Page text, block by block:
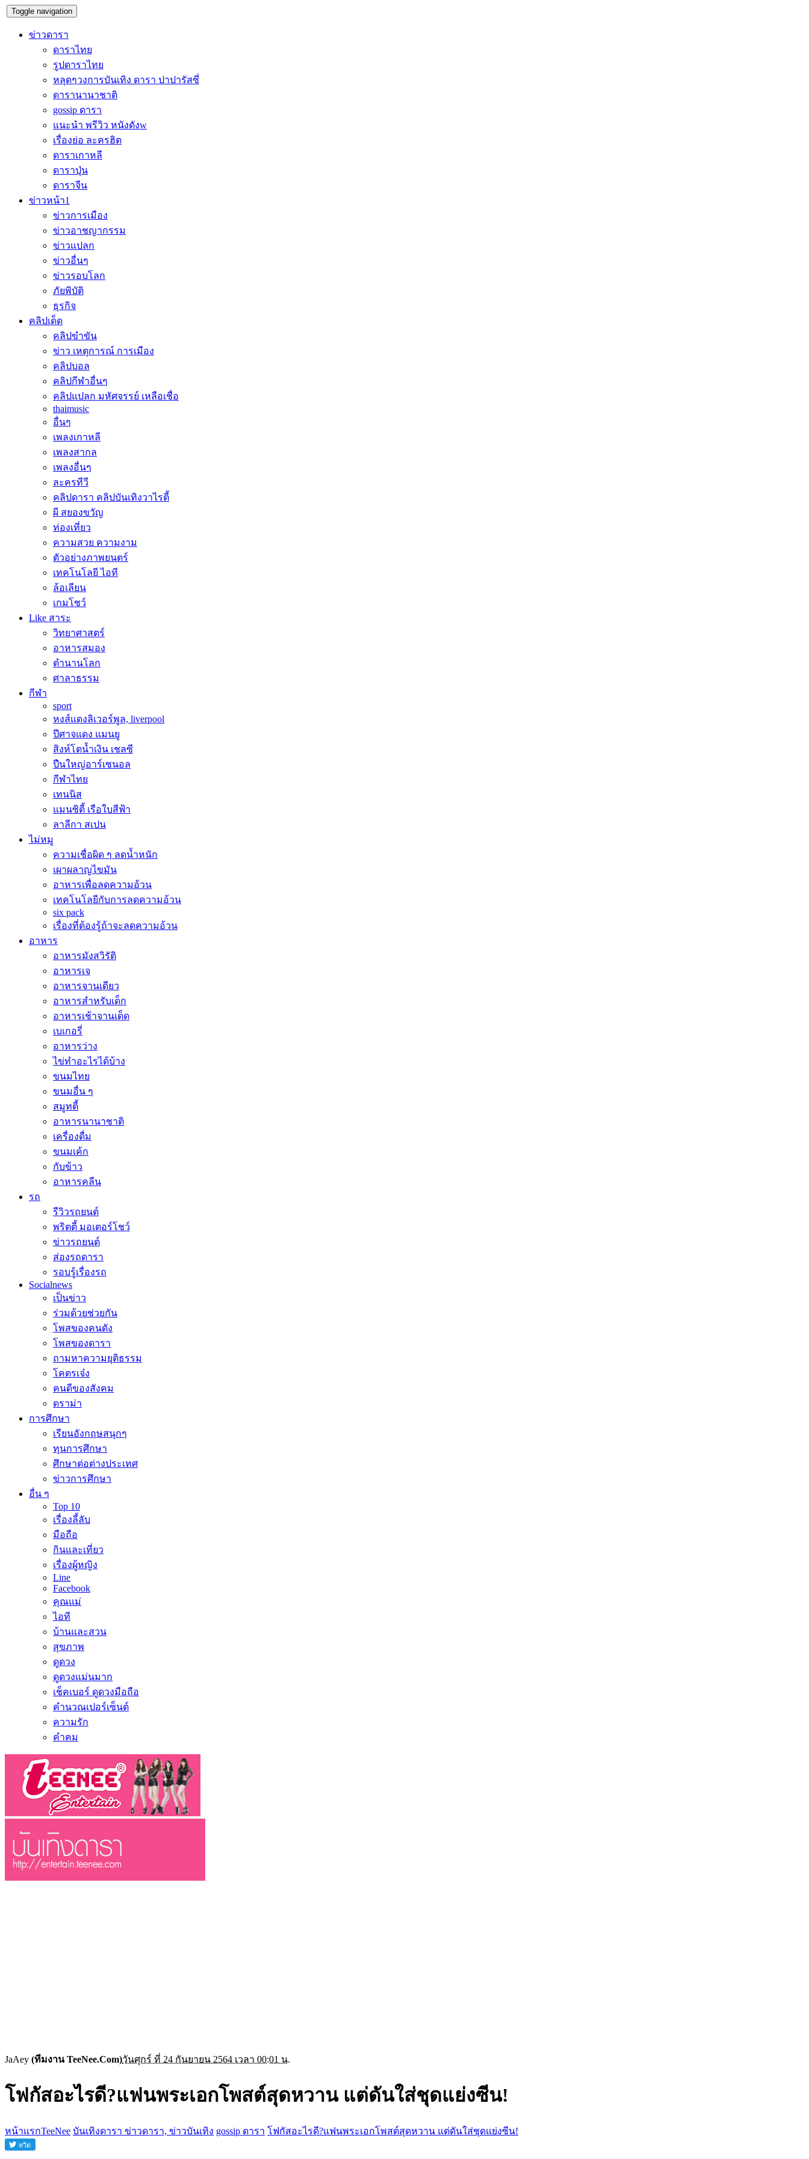
Toggle navigation
ข่าวดารา
ดาราไทย
รูปดาราไทย
หลุดๆวงการบันเทิง ดารา ปาปารัสซี่
ดารานานาชาติ
gossip ดารา
แนะนำ พรีวิว หนังดังw
เรื่องย่อ ละครฮิต
ดาราเกาหลี
ดาราปุ่น
ดาราจีน
ข่าวหน้า1
ข่าวการเมือง
ข่าวอาชญากรรม
ข่าวแปลก
ข่าวอื่นๆ
ข่าวรอบโลก
ภัยพิบัติ
ธุรกิจ
คลิปเด็ด
คลิปขำขัน
ข่าว เหตุการณ์ การเมือง
คลิปบอล
คลิปกีฬาอื่นๆ
คลิปแปลก มหัศจรรย์ เหลือเชื่อ
thaimusic
อื่นๆ
เพลงเกาหลี
เพลงสากล
เพลงอื่นๆ
ละครทีวี
คลิปดารา คลิปบันเทิงวาไรตี้
ผี สยองขวัญ
ท่องเที่ยว
ความสวย ความงาม
ตัวอย่างภาพยนตร์
เทคโนโลยี ไอที
ล้อเลียน
เกมโชว์
Like สาระ
วิทยาศาสตร์
อาหารสมอง
ตำนานโลก
ศาลาธรรม
กีฬา
sport
หงส์แดงลิเวอร์พูล, liverpool
ปีศาจแดง แมนยู
สิงห์โตน้ำเงิน เชลซี
ปืนใหญ่อาร์เซนอล
กีฬาไทย
เทนนิส
แมนซิตี้ เรือใบสีฟ้า
ลาลีกา สเปน
ไม่หมู
ความเชื่อผิด ๆ ลดน้ำหนัก
เผาผลาญไขมัน
อาหารเพื่อลดความอ้วน
เทคโนโลยีกับการลดความอ้วน
six pack
เรื่องที่ต้องรู้ถ้าจะลดความอ้วน
อาหาร
อาหารมังสวิรัติ
อาหารเจ
อาหารจานเดียว
อาหารสำหรับเด็ก
อาหารเช้าจานเด็ด
เบเกอรี่
อาหารว่าง
ไข่ทำอะไรได้บ้าง
ขนมไทย
ขนมอื่น ๆ
สมูทตี้
อาหารนานาชาติ
เครื่องดื่ม
ขนมเค้ก
กับข้าว
อาหารคลีน
รถ
รีวิวรถยนต์
พริตตี้ มอเตอร์โชว์
ข่าวรถยนต์
ส่องรถดารา
รอบรู้เรื่องรถ
Socialnews
เป็นข่าว
ร่วมด้วยช่วยกัน
โพสของคนดัง
โพสของดารา
ถามหาความยุติธรรม
โคตรเจ๋ง
คนดีของสังคม
ดราม่า
การศึกษา
เรียนอังกฤษสนุกๆ
ทุนการศึกษา
ศึกษาต่อต่างประเทศ
ข่าวการศึกษา
อื่น ๆ
Top 10
เรื่องลี้ลับ
มือถือ
กินและเที่ยว
เรื่องผู้หญิง
Line
Facebook
คุณแม่
ไอที
บ้านและสวน
สุขภาพ
ดูดวง
ดูดวงแม่นมาก
เช็คเบอร์ ดูดวงมือถือ
คำนวณเปอร์เซ็นต์
ความรัก
คำคม
JaAey (ทีมงาน TeeNee.Com)วันศุกร์ ที่ 24 กันยายน 2564 เวลา 00:01 น.
โฟกัสอะไรดี?แฟนพระเอกโพสต์สุดหวาน แต่ดันใส่ชุดแย่งซีน!
หน้าแรกTeeNee บันเทิงดารา ข่าวดารา, ข่าวบันเทิง gossip ดารา โฟกัสอะไรดี?แฟนพระเอกโพสต์สุดหวาน แต่ดันใส่ชุดแย่งซีน!